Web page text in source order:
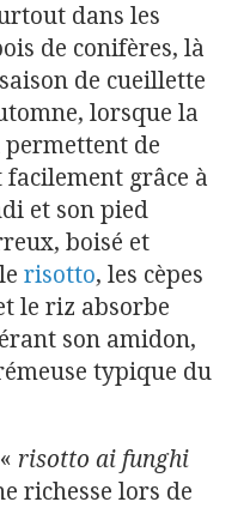
dans les
de conifères, là
de cueillette
lorsque la
de
grâce à
et son pied
boisé et
risotto, les cèpes
le riz absorbe
son amidon,
typique du
risotto ai funghi
richesse lors de